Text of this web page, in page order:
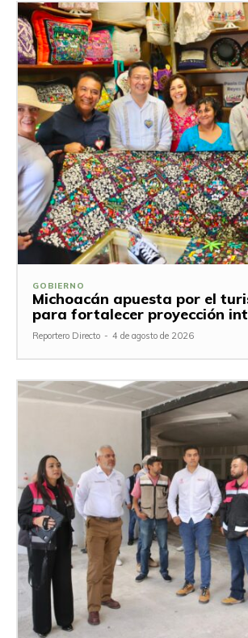
GOBIERNO
Michoacán apuesta por el
para fortalecer proyección
Reportero Directo - 4 de agosto de 2026